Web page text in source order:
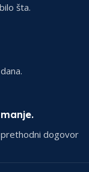
šta.
dogovor